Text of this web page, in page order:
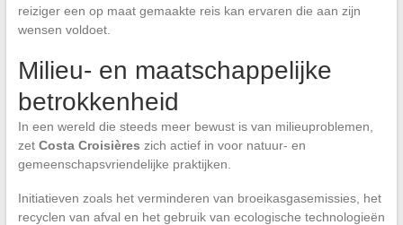
reiziger een op maat gemaakte reis kan ervaren die aan zijn
wensen voldoet.
Milieu- en maatschappelijke
betrokkenheid
In een wereld die steeds meer bewust is van milieuproblemen,
zet Costa Croisières zich actief in voor natuur- en
gemeenschapsvriendelijke praktijken.
Initiatieven zoals het verminderen van broeikasgasemissies, het
recyclen van afval en het gebruik van ecologische technologieën